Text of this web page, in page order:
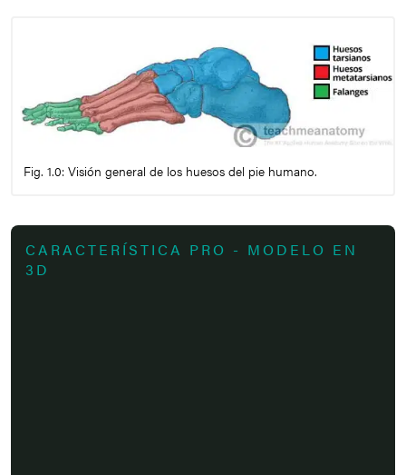
Fig. 1.0: Visión general de los huesos del pie humano.
CARACTERÍSTICA PRO - MODELO EN
3D